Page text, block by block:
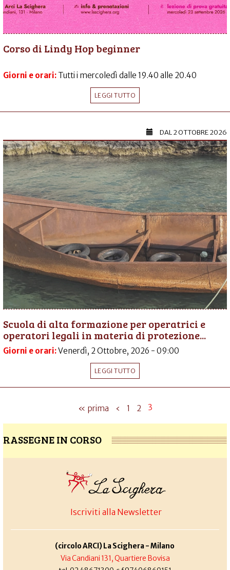
Corso di Lindy Hop beginner
Giorni e orari: Tutti i mercoledì dalle 19.40 alle 20.40
LEGGI TUTTO
DAL2 OTTOBRE 2026
Scuola di alta formazione per operatrici e
operatori legali in materia di protezione...
Giorni e orari:Venerdì, 2 Ottobre, 2026 - 09:00
LEGGI TUTTO
« prima ‹ 1 2 3
RASSEGNE IN CORSO
Iscriviti alla Newsletter
(circolo ARCI) La Scighera - Milano
Via Candiani 131, Quartiere Bovisa